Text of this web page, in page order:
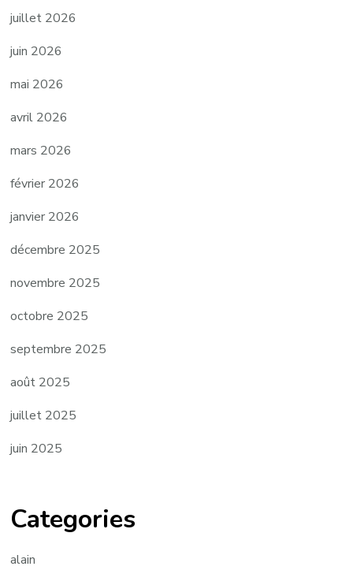
juillet 2026
juin 2026
mai 2026
avril 2026
mars 2026
février 2026
janvier 2026
décembre 2025
novembre 2025
octobre 2025
septembre 2025
août 2025
juillet 2025
juin 2025
Categories
alain